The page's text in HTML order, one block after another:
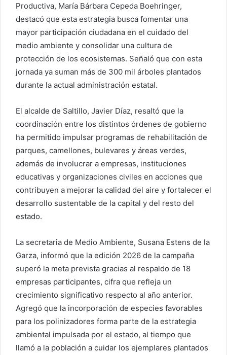
Productiva, María Bárbara Cepeda Boehringer,
destacó que esta estrategia busca fomentar una
mayor participación ciudadana en el cuidado del
medio ambiente y consolidar una cultura de
protección de los ecosistemas. Señaló que con esta
jornada ya suman más de 300 mil árboles plantados
durante la actual administración estatal.
El alcalde de Saltillo, Javier Díaz, resaltó que la
coordinación entre los distintos órdenes de gobierno
ha permitido impulsar programas de rehabilitación de
parques, camellones, bulevares y áreas verdes,
además de involucrar a empresas, instituciones
educativas y organizaciones civiles en acciones que
contribuyen a mejorar la calidad del aire y fortalecer el
desarrollo sustentable de la capital y del resto del
estado.
La secretaria de Medio Ambiente, Susana Estens de la
Garza, informó que la edición 2026 de la campaña
superó la meta prevista gracias al respaldo de 18
empresas participantes, cifra que refleja un
crecimiento significativo respecto al año anterior.
Agregó que la incorporación de especies favorables
para los polinizadores forma parte de la estrategia
ambiental impulsada por el estado, al tiempo que
llamó a la población a cuidar los ejemplares plantados